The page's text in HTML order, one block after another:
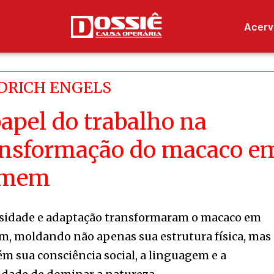
ENGELS
do trabalho na
do macaco
e adaptação transformaram o macaco em
moldando não apenas sua estrutura física, mas
sua consciência social, a linguagem e a